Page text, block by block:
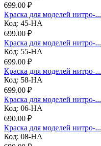
699.00 ₽
Краска для моделей нитро-...
Код: 45-НА
699.00 ₽
Краска для моделей нитро-...
Код: 55-НА
699.00 ₽
Краска для моделей нитро-...
Код: 58-НА
699.00 ₽
Краска для моделей нитро-...
Код: 06-НА
690.00 ₽
Краска для моделей нитро-...
Код: 08-НА